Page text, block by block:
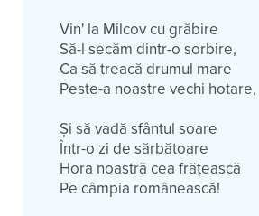
Vin' la Milcov cu grăbire
Să-l secăm dintr-o sorbire,
Ca să treacă drumul mare
Peste-a noastre vechi hotare,
Și să vadă sfântul soare
Într-o zi de sărbătoare
Hora noastră cea frățească
Pe câmpia românească!